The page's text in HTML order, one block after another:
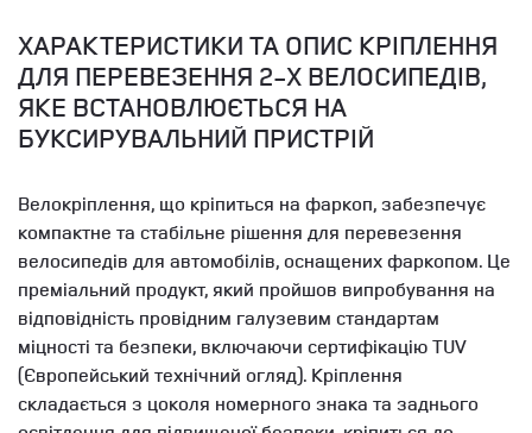
ХАРАКТЕРИСТИКИ ТА ОПИС КРІПЛЕННЯ
ДЛЯ ПЕРЕВЕЗЕННЯ 2-Х ВЕЛОСИПЕДІВ,
ЯКЕ ВСТАНОВЛЮЄТЬСЯ НА
БУКСИРУВАЛЬНИЙ ПРИСТРІЙ
Велокріплення, що кріпиться на фаркоп, забезпечує
компактне та стабільне рішення для перевезення
велосипедів для автомобілів, оснащених фаркопом. Це
преміальний продукт, який пройшов випробування на
відповідність провідним галузевим стандартам
міцності та безпеки, включаючи сертифікацію TUV
(Європейський технічний огляд). Кріплення
складається з цоколя номерного знака та заднього